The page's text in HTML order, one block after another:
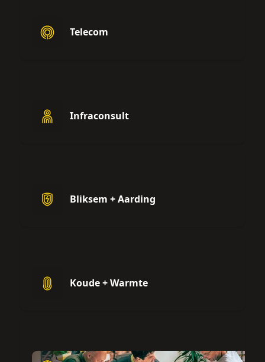
Telecom
Infraconsult
Bliksem + Aarding
Koude + Warmte